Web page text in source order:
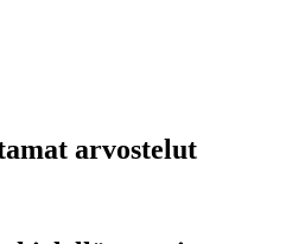
arvostelut